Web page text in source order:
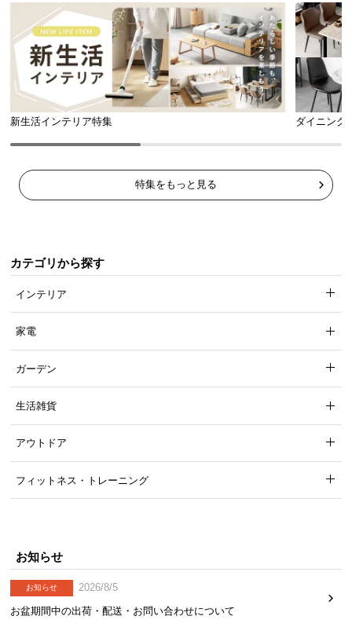
新生活インテリア特集 ダイニング
特集をもっと見る
カテゴリから探す
インテリア
家電
ガーデン
生活雑貨
アウトドア
フィットネス・トレーニング
お知らせ
お知らせ
2026/8/5
お盆期間中の出荷・配送・お問い合わせについて